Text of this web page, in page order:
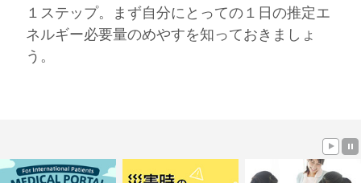
１ステップ。まず自分にとっての１日の推定エ
ネルギー必要量のめやすを知っておきましょ
う。